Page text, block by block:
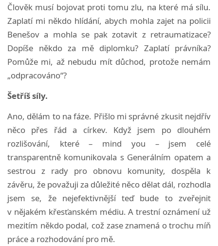
Člověk musí bojovat proti tomu zlu, na které má sílu.
Zaplatí mi někdo hlídání, abych mohla zajet na policii
Benešov a mohla se pak zotavit z retraumatizace?
Dopíše někdo za mě diplomku? Zaplatí právníka?
Pomůže mi, až nebudu mít důchod, protože nemám
„odpracováno“?
Šetříš síly.
Ano, dělám to na fáze. Přišlo mi správné zkusit nejdřív
něco přes řád a církev. Když jsem po dlouhém
rozlišování, které – mind you – jsem celé
transparentně komunikovala s Generálním opatem a
sestrou z rady pro obnovu komunity, dospěla k
závěru, že považuji za důležité něco dělat dál, rozhodla
jsem se, že nejefektivnější teď bude to zveřejnit
v nějakém křesťanském médiu. A trestní oznámení už
mezitím někdo podal, což zase znamená o trochu míň
práce a rozhodování pro mě.